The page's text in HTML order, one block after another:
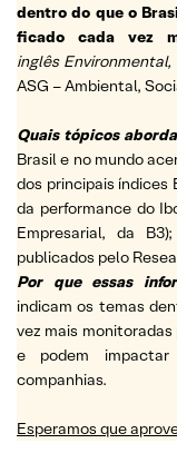
dentro do que o
ficado cada vez
inglês
ASG – Ambiental,
Quais tópicos
Brasil e no mundo
dos principais índices
da performance do
Empresarial, da
publicados pelo
Por que essas
indicam os temas
vez mais
e podem
companhias.
Esperamos que